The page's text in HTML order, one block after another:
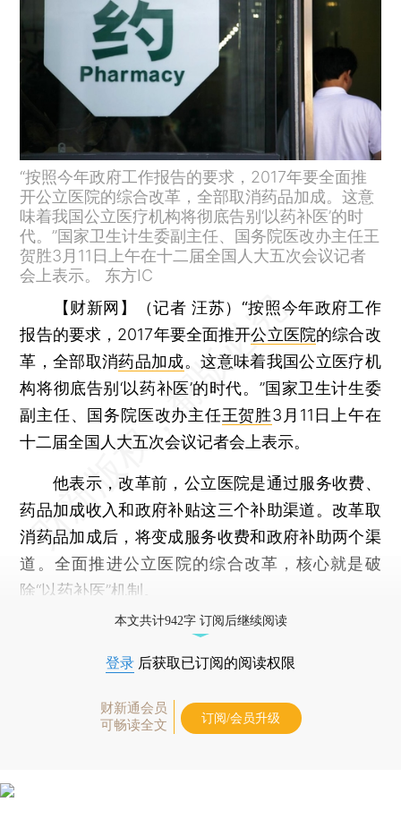
“按照今年政府工作报告的要求，2017年要全面推
开公立医院的综合改革，全部取消药品加成。这意
味着我国公立医疗机构将彻底告别‘以药补医’的时
代。”国家卫生计生委副主任、国务院医改办主任王
贺胜3月11日上午在十二届全国人大五次会议记者
会上表示。 东方IC
【财新网】（记者 汪苏）“按照今年政府工作
报告的要求，2017年要全面推开公立医院的综合改
革，全部取消药品加成。这意味着我国公立医疗机
构将彻底告别‘以药补医’的时代。”国家卫生计生委
副主任、国务院医改办主任王贺胜3月11日上午在
十二届全国人大五次会议记者会上表示。
他表示，改革前，公立医院是通过服务收费、
药品加成收入和政府补贴这三个补助渠道。改革取
消药品加成后，将变成服务收费和政府补助两个渠
道。全面推进公立医院的综合改革，核心就是破
除“以药补医”机制。
本文共计942字 订阅后继续阅读
登录 后获取已订阅的阅读权限
财新通会员
可畅读全文
订阅/会员升级